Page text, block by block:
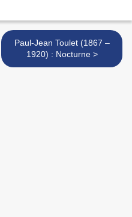
Paul-Jean Toulet (1867 –
1920) : Nocturne >